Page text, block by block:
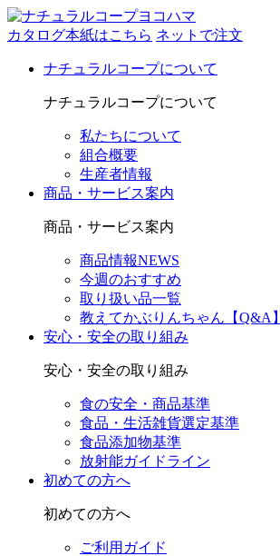
カタログ本紙はこちら ネットで注文
ナチュラルコープについて
ナチュラルコープについて
私たちについて
組合概要
生産者情報
商品・サービス案内
商品・サービス案内
商品情報NEWS
今週のおすすめ
取り扱い品一覧
教えてかぶりんちゃん【Q&A】
安心・安全の取り組み
安心・安全の取り組み
食の安全・商品基準
食品・生活雑貨選定基準
食品添加物基準
放射能ガイドライン
初めての方へ
初めての方へ
ご利用ガイド